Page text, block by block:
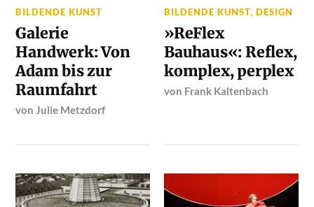
BILDENDE KUNST
Galerie
Handwerk: Von
Adam bis zur
Raumfahrt
vonJulie Metzdorf
BILDENDE KUNST,DESIGN
»ReFlex
Bauhaus«: Reflex,
komplex, perplex
von Frank Kaltenbach